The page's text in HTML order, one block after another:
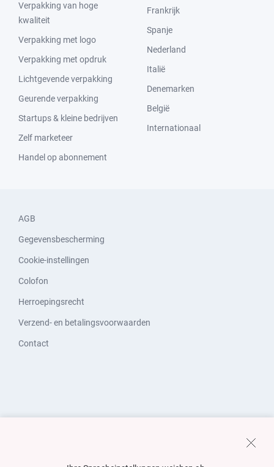
Verpakking van hoge
kwaliteit
Verpakking met logo
Verpakking met opdruk
Lichtgevende verpakking
Geurende verpakking
Startups & kleine bedrijven
Zelf marketeer
Handel op abonnement
Frankrijk
Spanje
Nederland
Italië
Denemarken
België
Internationaal
AGB
Gegevensbescherming
Cookie-instellingen
Colofon
Herroepingsrecht
Verzend- en betalingsvoorwaarden
Contact